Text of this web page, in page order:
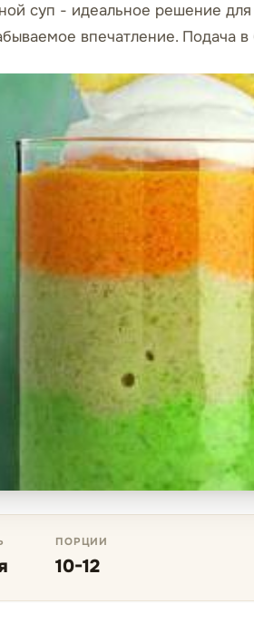
суп - идеальное решение
впечатление. Подача
ПОРЦИИ
10-12